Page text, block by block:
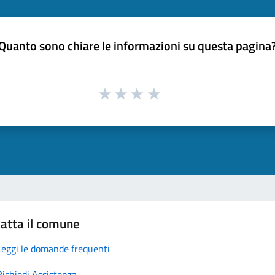
sono chiare le informazioni su questa
il comune
le domande frequenti